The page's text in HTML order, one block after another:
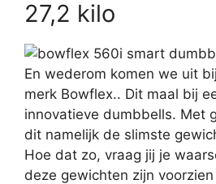
27,2 kilo
En wederom komen we uit
merk Bowflex.. Dit maal bij
innovatieve dumbbells. Met
dit namelijk de slimste
Hoe dat zo, vraag jij je
deze gewichten zijn voorzien